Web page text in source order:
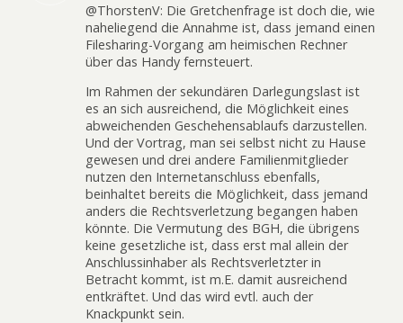
@ThorstenV: Die Gretchenfrage ist doch die, wie
naheliegend die Annahme ist, dass jemand einen
Filesharing-Vorgang am heimischen Rechner
über das Handy fernsteuert.
Im Rahmen der sekundären Darlegungslast ist
es an sich ausreichend, die Möglichkeit eines
abweichenden Geschehensablaufs darzustellen.
Und der Vortrag, man sei selbst nicht zu Hause
gewesen und drei andere Familienmitglieder
nutzen den Internetanschluss ebenfalls,
beinhaltet bereits die Möglichkeit, dass jemand
anders die Rechtsverletzung begangen haben
könnte. Die Vermutung des BGH, die übrigens
keine gesetzliche ist, dass erst mal allein der
Anschlussinhaber als Rechtsverletzter in
Betracht kommt, ist m.E. damit ausreichend
entkräftet. Und das wird evtl. auch der
Knackpunkt sein.